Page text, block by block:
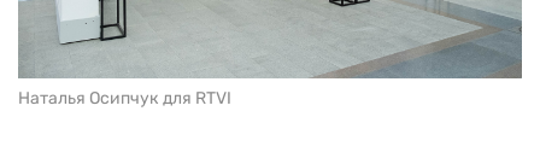
Наталья Осипчук для RTVI